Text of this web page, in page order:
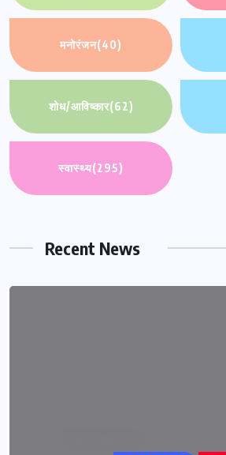
मनोरंजन(40)
शोध/आविष्कार(62)
स्वास्थ्य(295)
Recent News